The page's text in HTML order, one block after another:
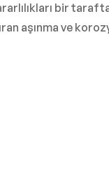
bir
aşınma ve